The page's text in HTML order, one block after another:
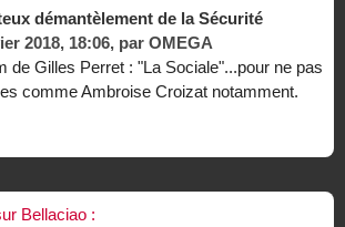
démantèlement de la Sécurité
2018, 18:06, par OMEGA
de Gilles Perret : "La Sociale"...pour ne pas
comme Ambroise Croizat notamment.
Bellaciao :